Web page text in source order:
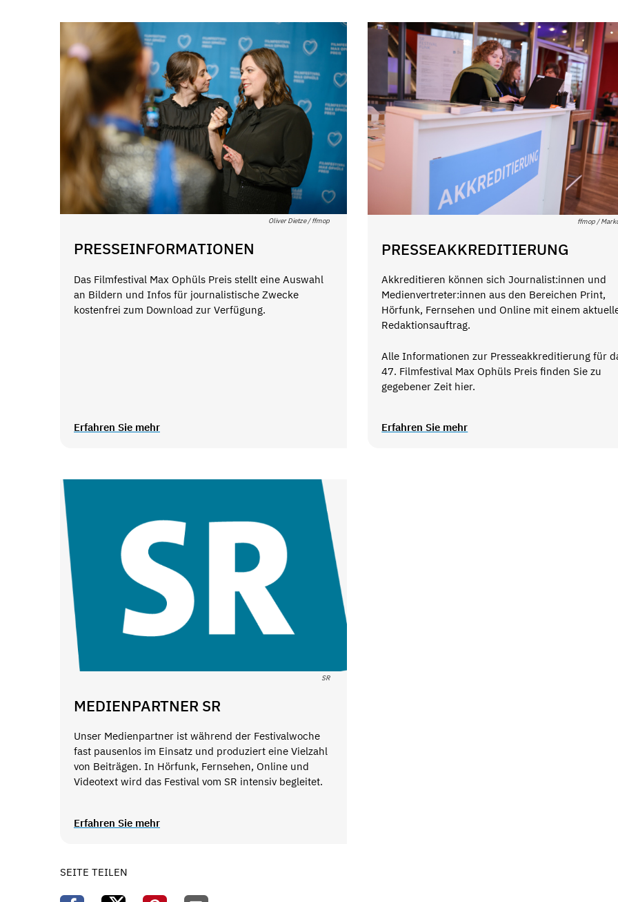
Oliver Dietze / ffmop
PRESSEINFORMATIONEN
Das Filmfestival Max Ophüls Preis stellt eine Auswahl
an Bildern und Infos für journalistische Zwecke
kostenfrei zum Download zur Verfügung.
Erfahren Sie mehr
ffmop /
PRESSEAKKREDITIERUNG
Akkreditieren können sich Journalist:innen und
Medienvertreter:innen aus den Bereichen Print,
Hörfunk, Fernsehen und Online mit einem
Redaktionsauftrag.
Alle Informationen zur Presseakkreditierung für
47. Filmfestival Max Ophüls Preis finden Sie zu
gegebener Zeit hier.
Erfahren Sie mehr
SR
MEDIENPARTNER SR
Unser Medienpartner ist während der Festivalwoche
fast pausenlos im Einsatz und produziert eine Vielzahl
von Beiträgen. In Hörfunk, Fernsehen, Online und
Videotext wird das Festival vom SR intensiv begleitet.
Erfahren Sie mehr
SEITE TEILEN